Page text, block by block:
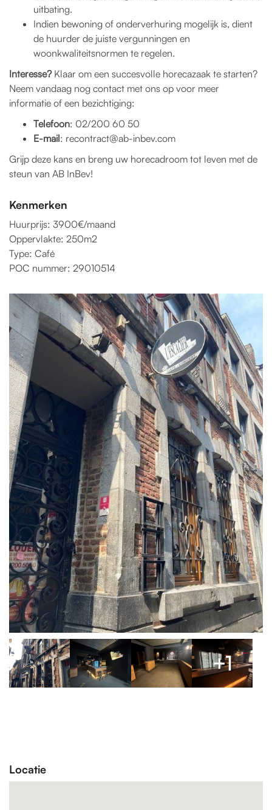
uitbating.
Indien bewoning of onderverhuring mogelijk is, dient
de huurder de juiste vergunningen en
woonkwaliteitsnormen te regelen.
Interesse?Klaar om een succesvolle horecazaak te starten?
Neem vandaag nog contact met ons op voor meer
informatie of een bezichtiging:
Telefoon: 02/200 60 50
E-mail: recontract@ab-inbev.com
Grijp deze kans en breng uw horecadroom tot leven met de
steun van AB InBev!
Kenmerken
Huurprijs: 3900€/maand
Oppervlakte: 250m2
Type: Café
POC nummer: 29010514
+1
Locatie